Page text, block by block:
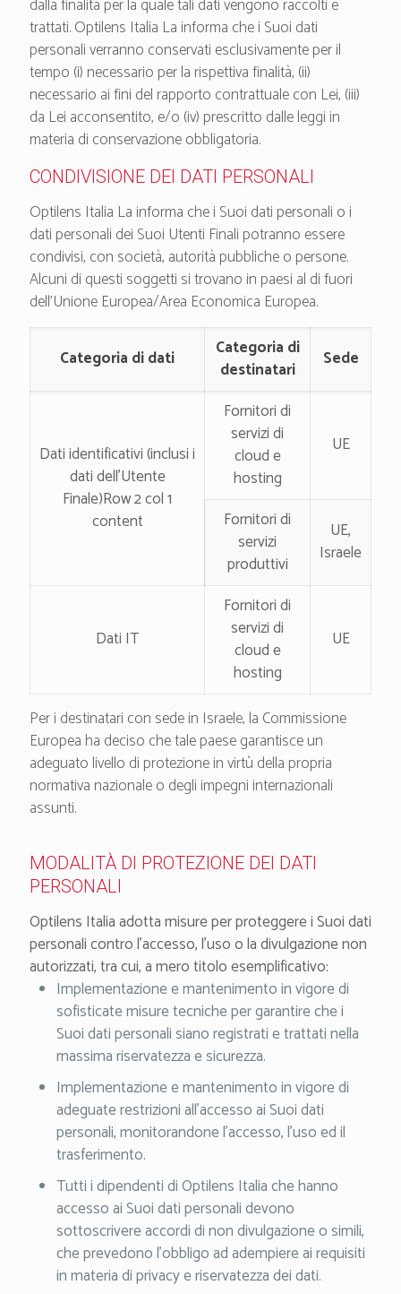
dalla finalità per la quale tali dati vengono raccolti e
trattati. Optilens Italia La informa che i Suoi dati
personali verranno conservati esclusivamente per il
tempo (i) necessario per la rispettiva finalità, (ii)
necessario ai fini del rapporto contrattuale con Lei, (iii)
da Lei acconsentito, e/o (iv) prescritto dalle leggi in
materia di conservazione obbligatoria.
CONDIVISIONE DEI DATI PERSONALI
Optilens Italia La informa che i Suoi dati personali o i
dati personali dei Suoi Utenti Finali potranno essere
condivisi, con società, autorità pubbliche o persone.
Alcuni di questi soggetti si trovano in paesi al di fuori
dell’Unione Europea/Area Economica Europea.
Categoria di dati
Categoria di
destinatari
Sede
Dati identificativi (inclusi i
dati dell’Utente
Finale)Row 2 col 1
content
Fornitori di
servizi di
cloud e
hosting
UE
Fornitori di
servizi
produttivi
UE,
Israele
Dati IT
Fornitori di
servizi di
cloud e
hosting
UE
Per i destinatari con sede in Israele, la Commissione
Europea ha deciso che tale paese garantisce un
adeguato livello di protezione in virtù della propria
normativa nazionale o degli impegni internazionali
assunti.
MODALITÀ DI PROTEZIONE DEI DATI
PERSONALI
Optilens Italia adotta misure per proteggere i Suoi dati
personali contro l’accesso, l’uso o la divulgazione non
autorizzati, tra cui, a mero titolo esemplificativo:
Implementazione e mantenimento in vigore di
sofisticate misure tecniche per garantire che i
Suoi dati personali siano registrati e trattati nella
massima riservatezza e sicurezza.
Implementazione e mantenimento in vigore di
adeguate restrizioni all’accesso ai Suoi dati
personali, monitorandone l’accesso, l’uso ed il
trasferimento.
Tutti i dipendenti di Optilens Italia che hanno
accesso ai Suoi dati personali devono
sottoscrivere accordi di non divulgazione o simili,
che prevedono l’obbligo ad adempiere ai requisiti
in materia di privacy e riservatezza dei dati.